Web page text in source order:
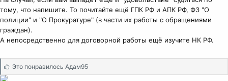
тому, что напишите. То почитайте ещё ГПК РФ и АПК РФ, ФЗ "О
полиции" и "О Прокуратуре" (в части их работы с обращениями
граждан).
А непосредственно для договорной работы ещё изучите НК РФ.
С
и
Это понравилось Адам95